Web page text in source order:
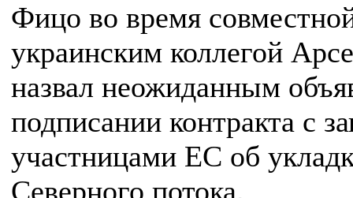
Фицо во время
украинским коллегой
назвал неожиданным
подписании контракта с
участницами ЕС об
Северного потока.